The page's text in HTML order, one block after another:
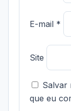
E-mail *
Site
Salvar
que eu